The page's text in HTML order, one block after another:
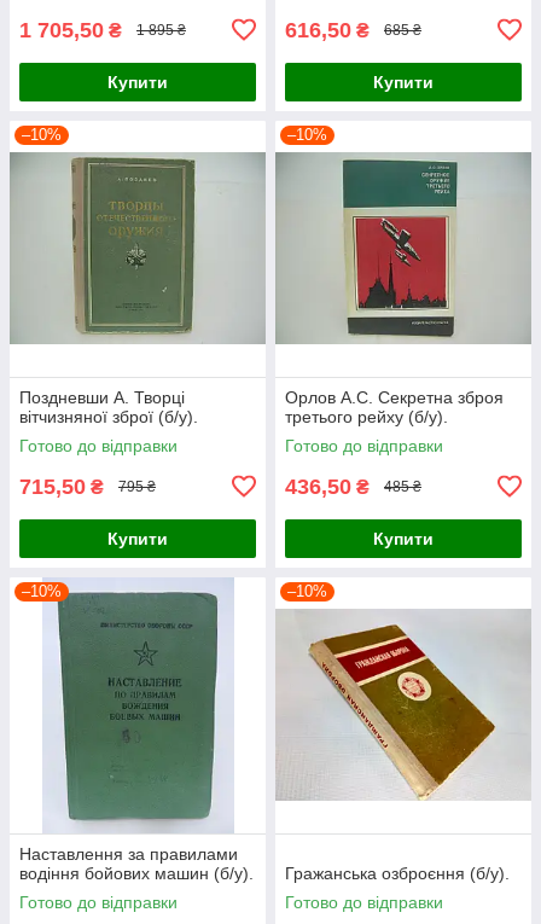
1 705,50 ₴ 1 895 ₴
Купити
616,50 ₴ 685 ₴
Купити
–10%
Поздневши А. Творці
вітчизняної зброї (б/у).
Готово до відправки
715,50 ₴ 795 ₴
Купити
–10%
Орлов А.С. Секретна зброя
третього рейху (б/у).
Готово до відправки
436,50 ₴ 485 ₴
Купити
–10%
Наставлення за правилами
водіння бойових машин (б/у).
Готово до відправки
–10%
Гражанська озброєння (б/у).
Готово до відправки